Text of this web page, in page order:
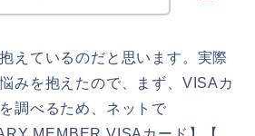
えているのだと思います。実際
みを抱えたので、まず、VISAカ
調べるため、ネットで